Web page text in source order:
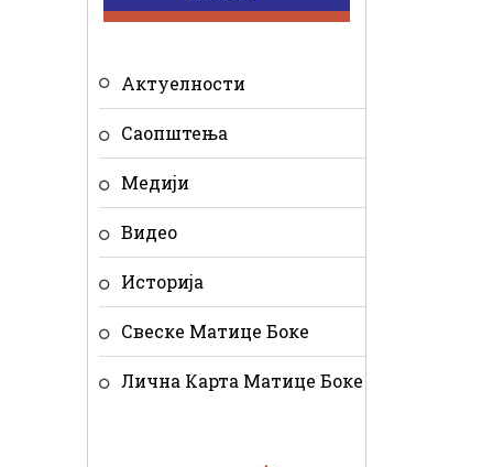
Актуелности
Саопштења
Медији
Видео
Историја
Свеске Матице Боке
Лична Карта Матице Боке